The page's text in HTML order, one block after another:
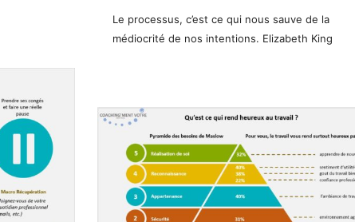
Le processus, c’est ce qui nous sauve de la
médiocrité de nos intentions. Elizabeth King